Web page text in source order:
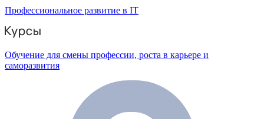
Профессиональное развитие в IT
Обучение для смены профессии, роста в карьере и
саморазвития